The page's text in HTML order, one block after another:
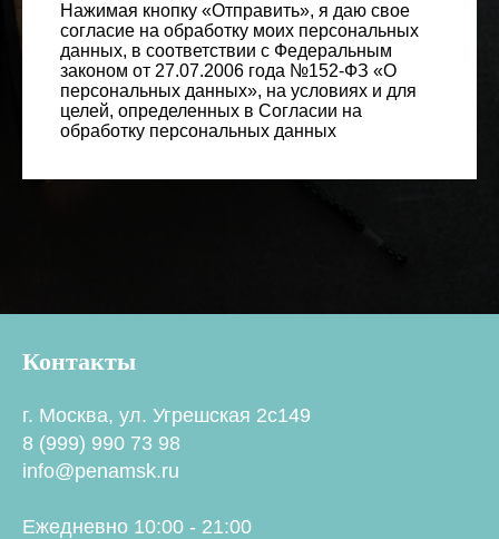
Нажимая кнопку «Отправить», я даю свое
согласие на обработку моих персональных
данных, в соответствии с Федеральным
законом от 27.07.2006 года №152-ФЗ «О
персональных данных», на условиях и для
целей, определенных в Согласии на
обработку персональных данных
Контакты
г. Москва, ул. Угрешская 2с149
8 (999) 990 73 98
info@penamsk.ru
Ежедневно 10:00 - 21:00